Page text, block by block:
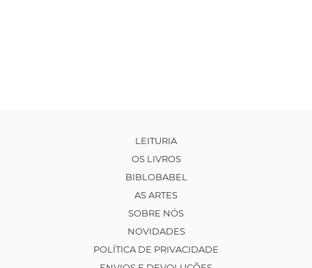
LEITURIA
OS LIVROS
BIBLOBABEL
AS ARTES
SOBRE NÓS
NOVIDADES
POLÍTICA DE PRIVACIDADE